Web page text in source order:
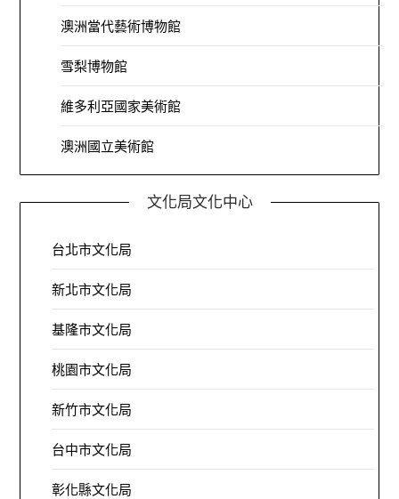
澳洲當代藝術博物館
雪梨博物館
維多利亞國家美術館
澳洲國立美術館
文化局文化中心
台北市文化局
新北市文化局
基隆市文化局
桃園市文化局
新竹市文化局
台中市文化局
彰化縣文化局